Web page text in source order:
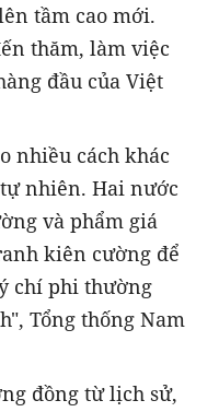
tầm cao mới.
thăm, làm việc
đầu của Việt
nhiều cách khác
nhiên. Hai nước
và phẩm giá
kiên cường để
chí phi thường
Tổng thống Nam
đồng từ lịch sử,